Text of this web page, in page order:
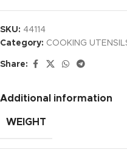
SKU: 44114
Category: COOKING
Share:
Additional information
WEIGHT